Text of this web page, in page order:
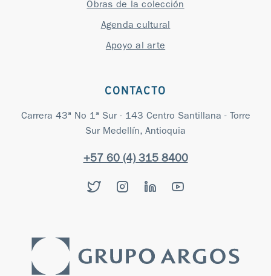
Obras de la colección
Agenda cultural
Apoyo al arte
CONTACTO
Carrera 43ª No 1ª Sur - 143 Centro Santillana - Torre
Sur Medellín, Antioquia
+57 60 (4) 315 8400